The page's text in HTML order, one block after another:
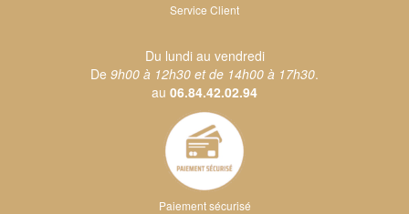
Service Client
Du lundi au vendredi
De 9h00 à 12h30 et de 14h00 à 17h30.
au 06.84.42.02.94
Paiement sécurisé